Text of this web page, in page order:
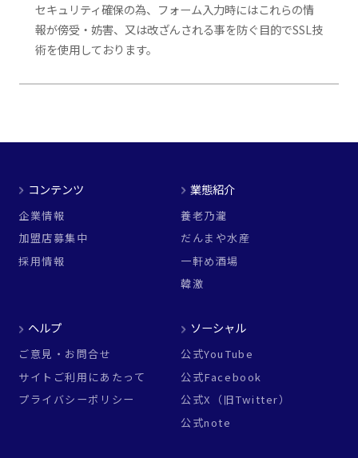
セキュリティ確保の為、フォーム入力時にはこれらの情
報が傍受・妨害、又は改ざんされる事を防ぐ目的でSSL技
術を使用しております。
コンテンツ
企業情報
加盟店募集中
採用情報
業態紹介
養老乃瀧
だんまや水産
一軒め酒場
韓激
ヘルプ
ご意見・お問合せ
サイトご利用にあたって
プライバシーポリシー
ソーシャル
公式YouTube
公式Facebook
公式X（旧Twitter）
公式note